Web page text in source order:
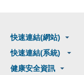
快速連結(網站)
快速連結(系統)
健康安全資訊